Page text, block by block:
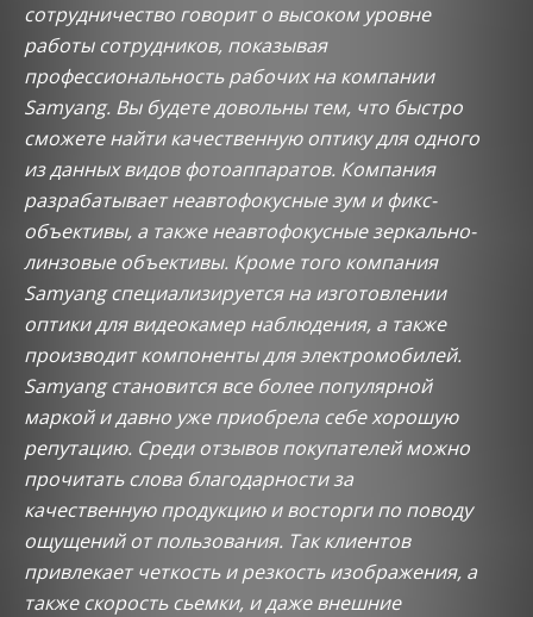
сотрудничество говорит о высоком уровне
работы сотрудников, показывая
профессиональность рабочих на компании
Samyang. Вы будете довольны тем, что быстро
сможете найти качественную оптику для одного
из данных видов фотоаппаратов. Компания
разрабатывает неавтофокусные зум и фикс-
объективы, а также неавтофокусные зеркально-
линзовые объективы. Кроме того компания
Samyang специализируется на изготовлении
оптики для видеокамер наблюдения, а также
производит компоненты для электромобилей.
Samyang становится все более популярной
маркой и давно уже приобрела себе хорошую
репутацию. Среди отзывов покупателей можно
прочитать слова благодарности за
качественную продукцию и восторги по поводу
ощущений от пользования. Так клиентов
привлекает четкость и резкость изображения, а
также скорость сьемки, и даже внешние